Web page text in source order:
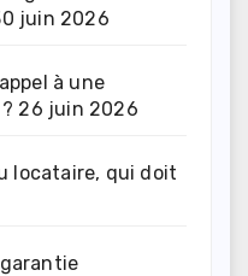
juin 2026
à une
26 juin 2026
locataire, qui doit